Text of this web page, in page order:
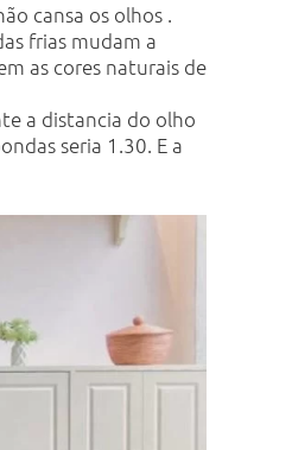
cansa os olhos .
frias mudam a
as cores naturais de
a distancia do olho
seria 1.30. E a